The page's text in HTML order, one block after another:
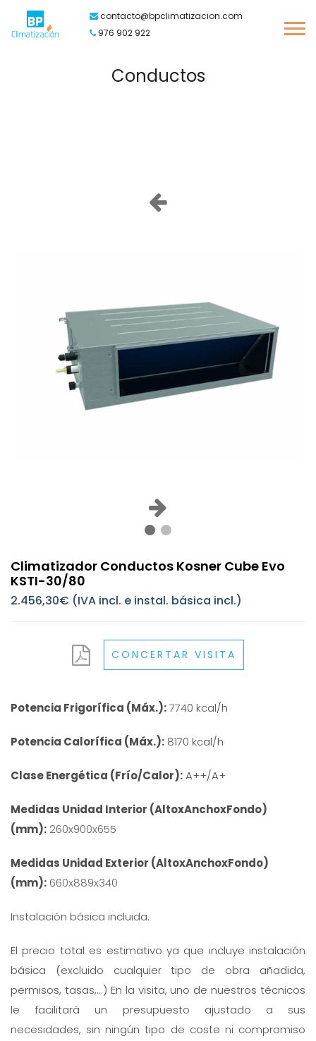
contacto@bpclimatizacion.com
976 902 922
Conductos
Climatizador Conductos Kosner Cube Evo
KSTI-30/80
2.456,30€ (IVA incl. e instal. básica incl.)
CONCERTAR VISITA
Potencia Frigorífica (Máx.):7740 kcal/h
Potencia Calorífica (Máx.): 8170 kcal/h
Clase Energética (Frío/Calor):A++/A+
Medidas Unidad Interior (AltoxAnchoxFondo)
(mm): 260x900x655
Medidas Unidad Exterior (AltoxAnchoxFondo)
(mm): 660x889x340
Instalación básica incluida.
El precio total es estimativo ya que incluye instalación
básica (excluido cualquier tipo de obra añadida,
permisos, tasas,...) En la visita, uno de nuestros técnicos
le facilitará un presupuesto ajustado a sus
necesidades, sin ningún tipo de coste ni compromiso